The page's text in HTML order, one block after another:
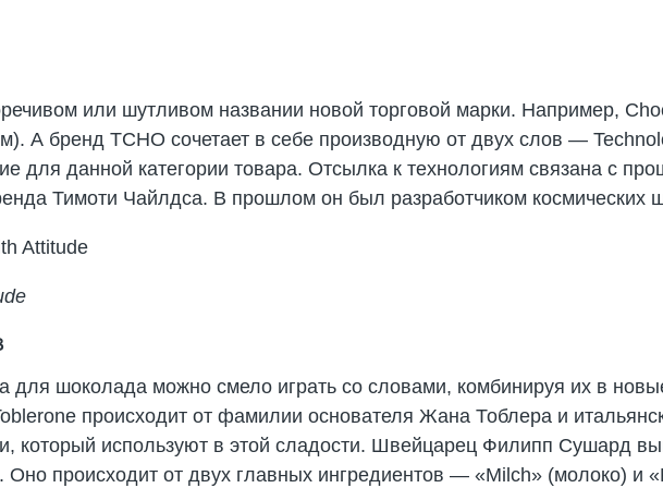
или шутливом названии новой торговой марки. Например,
А бренд TCHO сочетает в себе производную от двух слов —
для данной категории товара. Отсылка к технологиям связана с
Тимоти Чайлдса. В прошлом он был разработчиком космических
для шоколада можно смело играть со словами, комбинируя их в
происходит от фамилии основателя Жана Тоблера и
который используют в этой сладости. Швейцарец Филипп Сушард
происходит от двух главных ингредиентов — «Milch» (молоко) и